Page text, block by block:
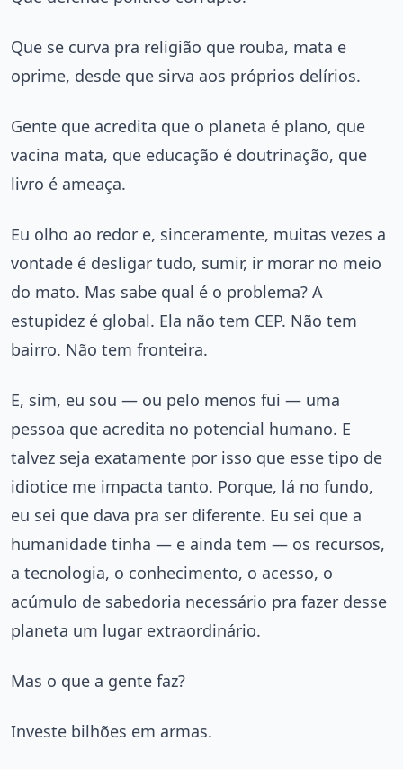
Que se curva pra religião que rouba, mata e
oprime, desde que sirva aos próprios delírios.
Gente que acredita que o planeta é plano, que
vacina mata, que educação é doutrinação, que
livro é ameaça.
Eu olho ao redor e, sinceramente, muitas vezes a
vontade é desligar tudo, sumir, ir morar no meio
do mato. Mas sabe qual é o problema? A
estupidez é global. Ela não tem CEP. Não tem
bairro. Não tem fronteira.
E, sim, eu sou — ou pelo menos fui — uma
pessoa que acredita no potencial humano. E
talvez seja exatamente por isso que esse tipo de
idiotice me impacta tanto. Porque, lá no fundo,
eu sei que dava pra ser diferente. Eu sei que a
humanidade tinha — e ainda tem — os recursos,
a tecnologia, o conhecimento, o acesso, o
acúmulo de sabedoria necessário pra fazer desse
planeta um lugar extraordinário.
Mas o que a gente faz?
Investe bilhões em armas.